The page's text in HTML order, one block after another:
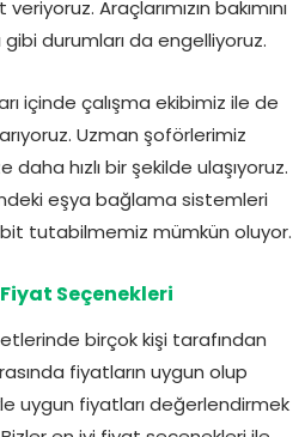
Araçlarımızın bakımını
gibi durumları da engelliyoruz.
içinde çalışma ekibimiz ile de
Uzman şoförlerimiz
hızlı bir şekilde ulaşıyoruz.
eşya bağlama sistemleri
tutabilmemiz mümkün oluyor.
Seçenekleri
birçok kişi tarafından
fiyatların uygun olup
uygun fiyatları değerlendirmek